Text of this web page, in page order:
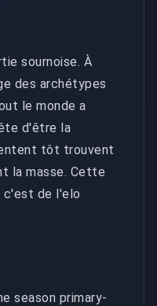
sournoise. À
des archétypes
le monde a
d'être la
tôt trouvent
la masse. Cette
c'est de l'elo
season primary-